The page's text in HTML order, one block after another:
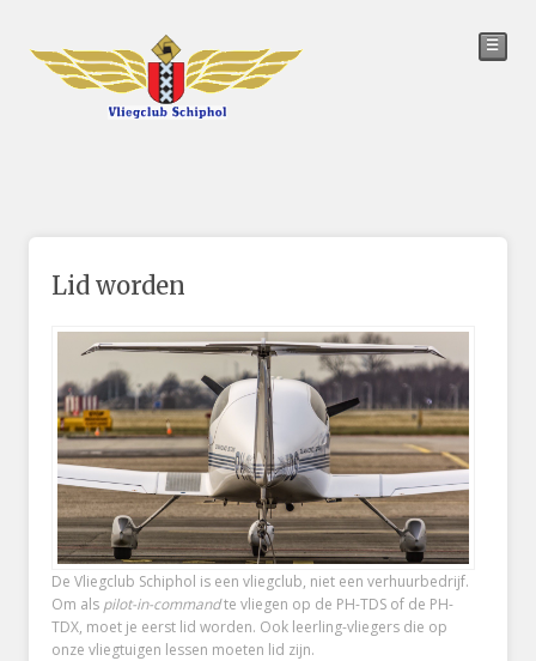
☰
Lid worden
De Vliegclub Schiphol is een vliegclub, niet een verhuurbedrijf.
Om als pilot-in-commandte vliegen op de PH-TDS of de PH-
TDX, moet je eerst lid worden. Ook leerling-vliegers die op
onze vliegtuigen lessen moeten lid zijn.